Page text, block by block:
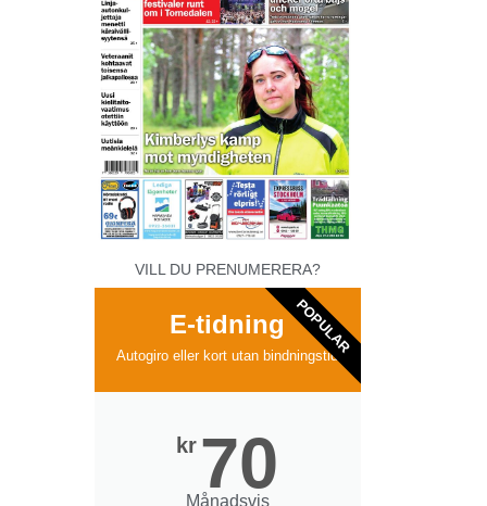
VILL DU PRENUMERERA?
E-tidning
Autogiro eller kort utan bindningstid
kr 70
Månadsvis
POPULAR